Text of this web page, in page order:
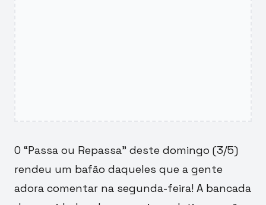
O “Passa ou Repassa” deste domingo (3/5)
rendeu um bafão daqueles que a gente
adora comentar na segunda-feira! A bancada